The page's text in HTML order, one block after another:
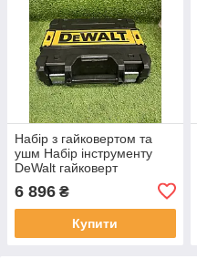
Набір з гайковертом та
ушм Набір інструменту
DeWalt гайковерт
DCG405P2 48 В з двома
АКБ 6 А·год і зарядним
6 896 ₴
Купити